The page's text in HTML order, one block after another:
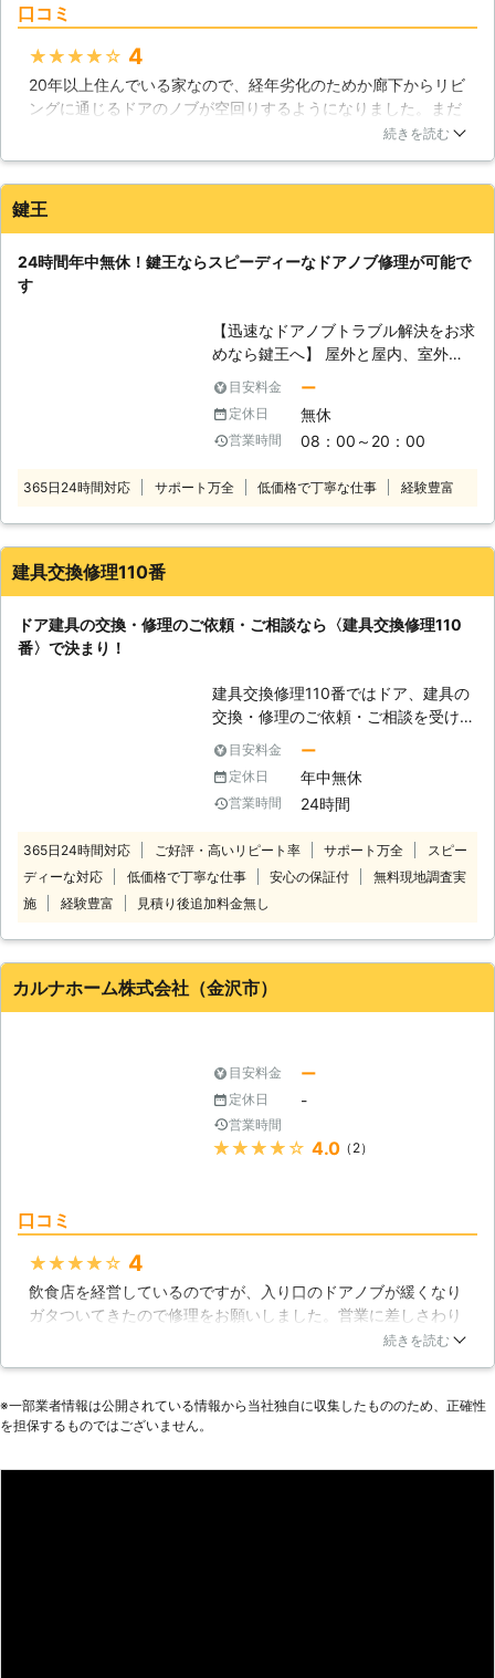
の際は、弊社を選択肢の一つに加えて
みてはいかがでしょうか？ 【ドアノ
ブの種類】 しかしいざドアノブ交換
に踏み切ろうとしても「そもそもドア
ノブの種類もわからない」という方が
いたします。 まず、握り玉タイプと
して名高い物が「円筒錠・インテグラ
あまりお勧めはできません。握り玉タ
イプは小さなお子様やご高齢の方にと
って使いにくく、また防犯性も低いの
です。特別な技術が無くても、力づく
で破壊、開錠されてしまうかもしれま
せん。 そこで近年急速に広がりを見
のドアノブです。力を加えやすく、両
とができるため、まさにバリアフリー
のためのドアノブなのです。 他には
一口に「ドアノブ」と言ってもその種
類は様々です。あまり調べたことの無
適な一品を選び出すのは骨の折れる作
業になりますので、私たちがお手伝い
口コミ
★★★★★ 4
20年以上住んでいる家なので、経年劣化のためか廊下からリビ
ングに通じるドアのノブが空回りするようになりました。まだ
大丈夫かなとも思ったのですが開けにくくて不便ですし、外れ
が開け閉めが楽かなと思ってレバーハンドルにしました。ドア
が開けやすくなって感謝しています。空回りするドアノブ以外
らお願いするということにしました。
続きを読む
鍵王
24時間年中無休！鍵王ならスピーディーなドアノブ修理が可能で
す
【迅速なドアノブトラブル解決をお求
めなら鍵王へ】 屋外と屋内、室外と
室内を隔てるドア。それを開閉するの
に必要なのがドアノブなのは言うまで
もないことですが、そのような役割が
あるからこそドアノブが故障した時は
とえば、ドアノブが回らなくなってし
決力です。 ドアノブと鍵はセットの
自信を持ってお届けできます。ドアノ
ブに関するお困りごとが生じた際は、
24時間年中無休の当社にご連絡くだ
さい。深夜、休日問わずお伺いしてス
ピーディーにドアノブトラブルを解決
めに】 ドアノブは耐用年数の高い製
品であり、何か事故でもない限りはい
きなり壊れるということはあまりあり
ません。具合が少しずつ悪くなり、あ
日々の生活の快適性を維持するために
も、ドアノブの不調を感じ始めた時点
調のサインです。早めにドアノブ修理
を行うことで、急にドアが開けられな
くなってしまうというトラブルを防ぐ
ことができます。
目安料金 ー
定休日 無休
営業時間 08：00～20：00
365日24時間対応 サポート万全 低価格で丁寧な仕事 経験豊富
建具交換修理110番
ドア建具の交換・修理のご依頼・ご相談なら〈建具交換修理110
番〉で決まり！
建具交換修理110番ではドア、建具の
交換・修理のご依頼・ご相談を受け付
けております。 『ドアが開かない』
『ドアノブが壊れてしまった』などの
ご依頼は勿論、『ドアをオシャレでス
タイリッシュなものに変えたい』『サ
い』まで幅広く対応、ご提案させてい
ただきます。 年間受付件数20万件以
上とお客様にもご好評をいただいてお
受付件数 ドア、建具の交換・修理の
110番にお気軽にご連絡ください。 建
具交換修理110番がお客様に選らばれ
心してご利用いただける明朗会計
交換・修理を8,800円～（税込）承っ
ております。 お見積りも無料で安
心してご利用していただけます。 ※対
います。 ■日本全国のご依頼に受付
対応可能 建具交換修理110番では日
本全国の加盟店と提携しております。
急なトラブルにもスピード対応が可
丁寧に対応 建具交換修理110番では
目安料金 ー
定休日 年中無休
営業時間 24時間
365日24時間対応 ご好評・高いリピート率 サポート万全
スピー
ディーな対応
低価格で丁寧な仕事 安心の保証付
無料現地調査実
施
経験豊富 見積り後追加料金無し
カルナホーム株式会社（金沢市）
目安料金 ー
定休日 -
営業時間
★★★★★ 4.0（2）
口コミ
★★★★★ 4
飲食店を経営しているのですが、入り口のドアノブが緩くなり
ガタついてきたので修理をお願いしました。営業に差しさわり
があるので、早く工事してもらいたかったのですが、最終的に
です。しっかり直していただいたので、こちらにはとても感謝
しております。
続きを読む
※⼀部業者情報は公開されている情報から当社独⾃に収集したもののため、正確性
を担保するものではございません。